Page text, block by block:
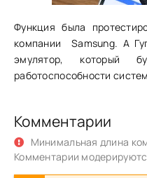
Функция была
компании Samsung. А
эмулятор, который
работоспособности
Комментарии
Минимальная длина
Комментарии